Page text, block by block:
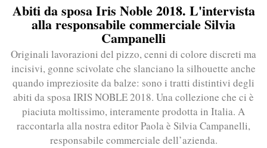
Abiti da sposa Iris Noble 2018. L'intervista
alla responsabile commerciale Silvia
Campanelli
Originali lavorazioni del pizzo, cenni di colore discreti ma
incisivi, gonne scivolate che slanciano la silhouette anche
quando impreziosite da balze: sono i tratti distintivi degli
abiti da sposa IRIS NOBLE 2018. Una collezione che ci è
piaciuta moltissimo, interamente prodotta in Italia. A
raccontarla alla nostra editor Paola è Silvia Campanelli,
responsabile commerciale dell’azienda.